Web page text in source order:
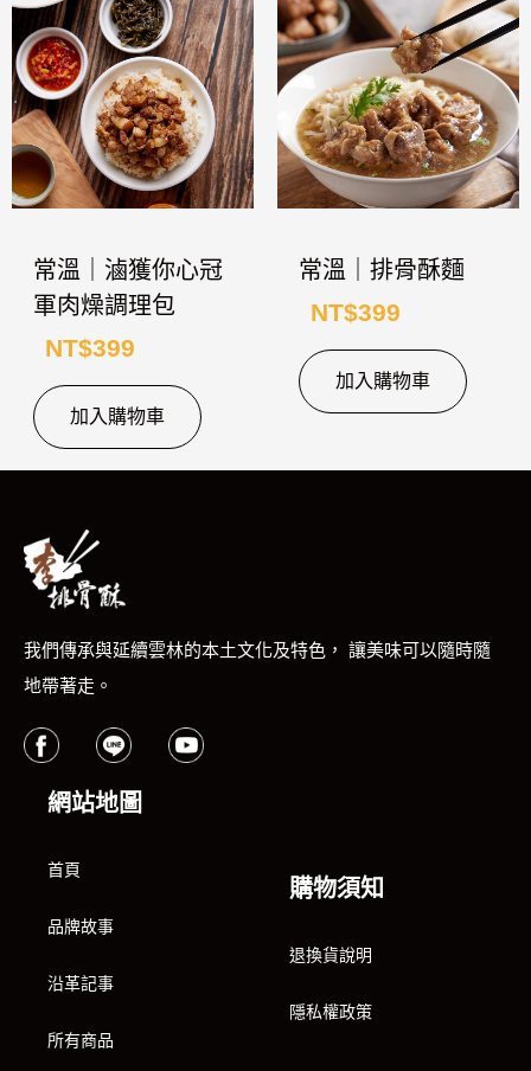
常溫｜滷獲你心冠
軍肉燥調理包
NT$399
加入購物車
常溫｜排骨酥麵
NT$399
加入購物車
我們傳承與延續雲林的本土文化及特色， 讓美味可以隨時隨
地帶著走。
網站地圖
首頁
品牌故事
沿革記事
所有商品
購物須知
退換貨說明
隱私權政策